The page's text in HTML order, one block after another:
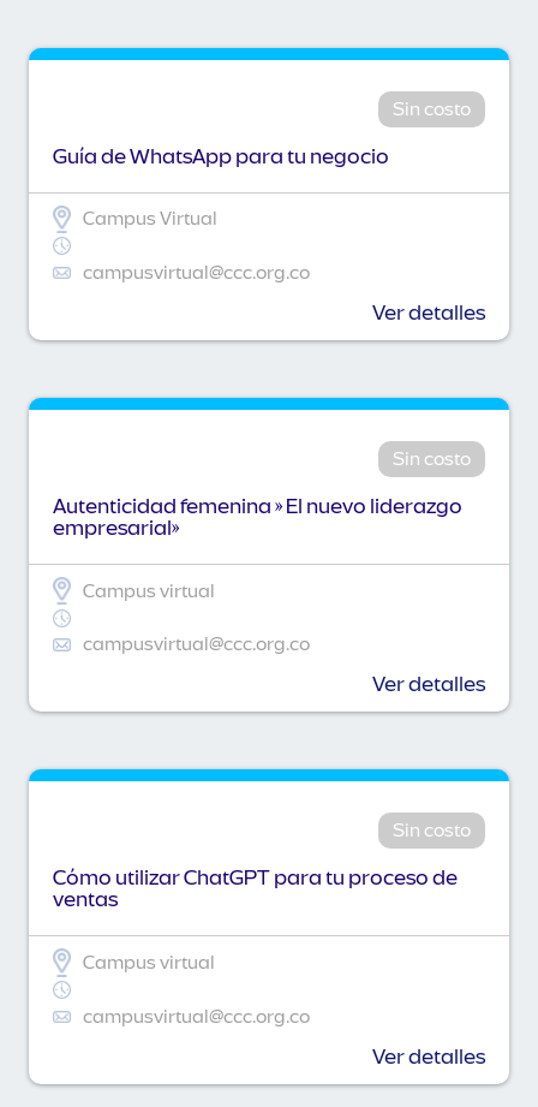
Sin costo
Guía de WhatsApp para tu negocio
Campus Virtual
campusvirtual@ccc.org.co
Ver detalles
Sin costo
Autenticidad femenina » El nuevo liderazgo
empresarial»
Campus virtual
campusvirtual@ccc.org.co
Ver detalles
Sin costo
Cómo utilizar ChatGPT para tu proceso de
ventas
Campus virtual
campusvirtual@ccc.org.co
Ver detalles